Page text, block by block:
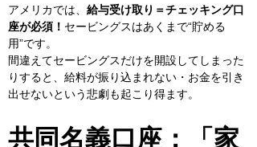
アメリカでは、 給与受け取り＝チェッキング口
座が必須！ セービングスはあくまで“貯める
用”です。
間違えてセービングスだけを開設してしまった
りすると、給料が振り込まれない・お金を引き
出せないという悲劇も起こり得ます。
共同名義口座：「家